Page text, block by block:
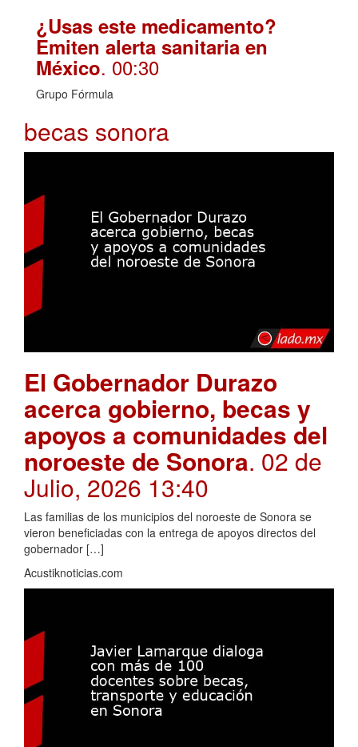
¿Usas este medicamento?
Emiten alerta sanitaria en
México. 00:30
Grupo Fórmula
becas sonora
El Gobernador Durazo
acerca gobierno, becas y
apoyos a comunidades del
noroeste de Sonora. 02 de
Julio, 2026 13:40
Las familias de los municipios del noroeste de Sonora se
vieron beneficiadas con la entrega de apoyos directos del
gobernador […]
Acustiknoticias.com